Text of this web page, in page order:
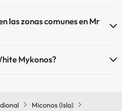
las zonas comunes en Mr
Mykonos?
Miconos (Isla)